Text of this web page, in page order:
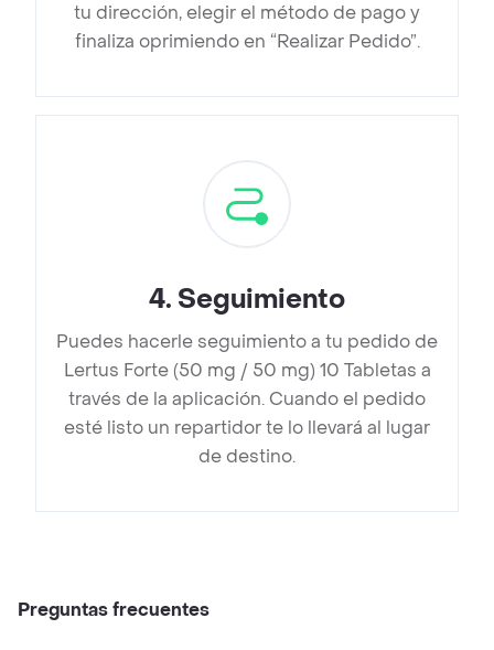
tu dirección, elegir el método de pago y
finaliza oprimiendo en “Realizar Pedido”.
4. Seguimiento
Puedes hacerle seguimiento a tu pedido de
Lertus Forte (50 mg / 50 mg) 10 Tabletas a
través de la aplicación. Cuando el pedido
esté listo un repartidor te lo llevará al lugar
de destino.
Preguntas frecuentes